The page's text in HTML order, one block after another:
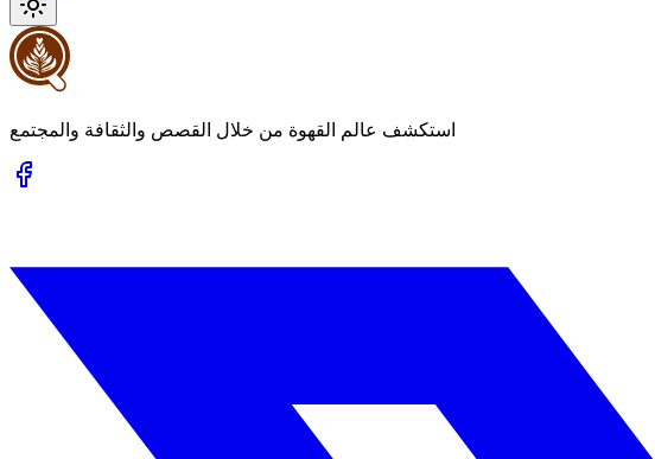
استكشف عالم القهوة من خلال القصص والثقافة والمجتمع